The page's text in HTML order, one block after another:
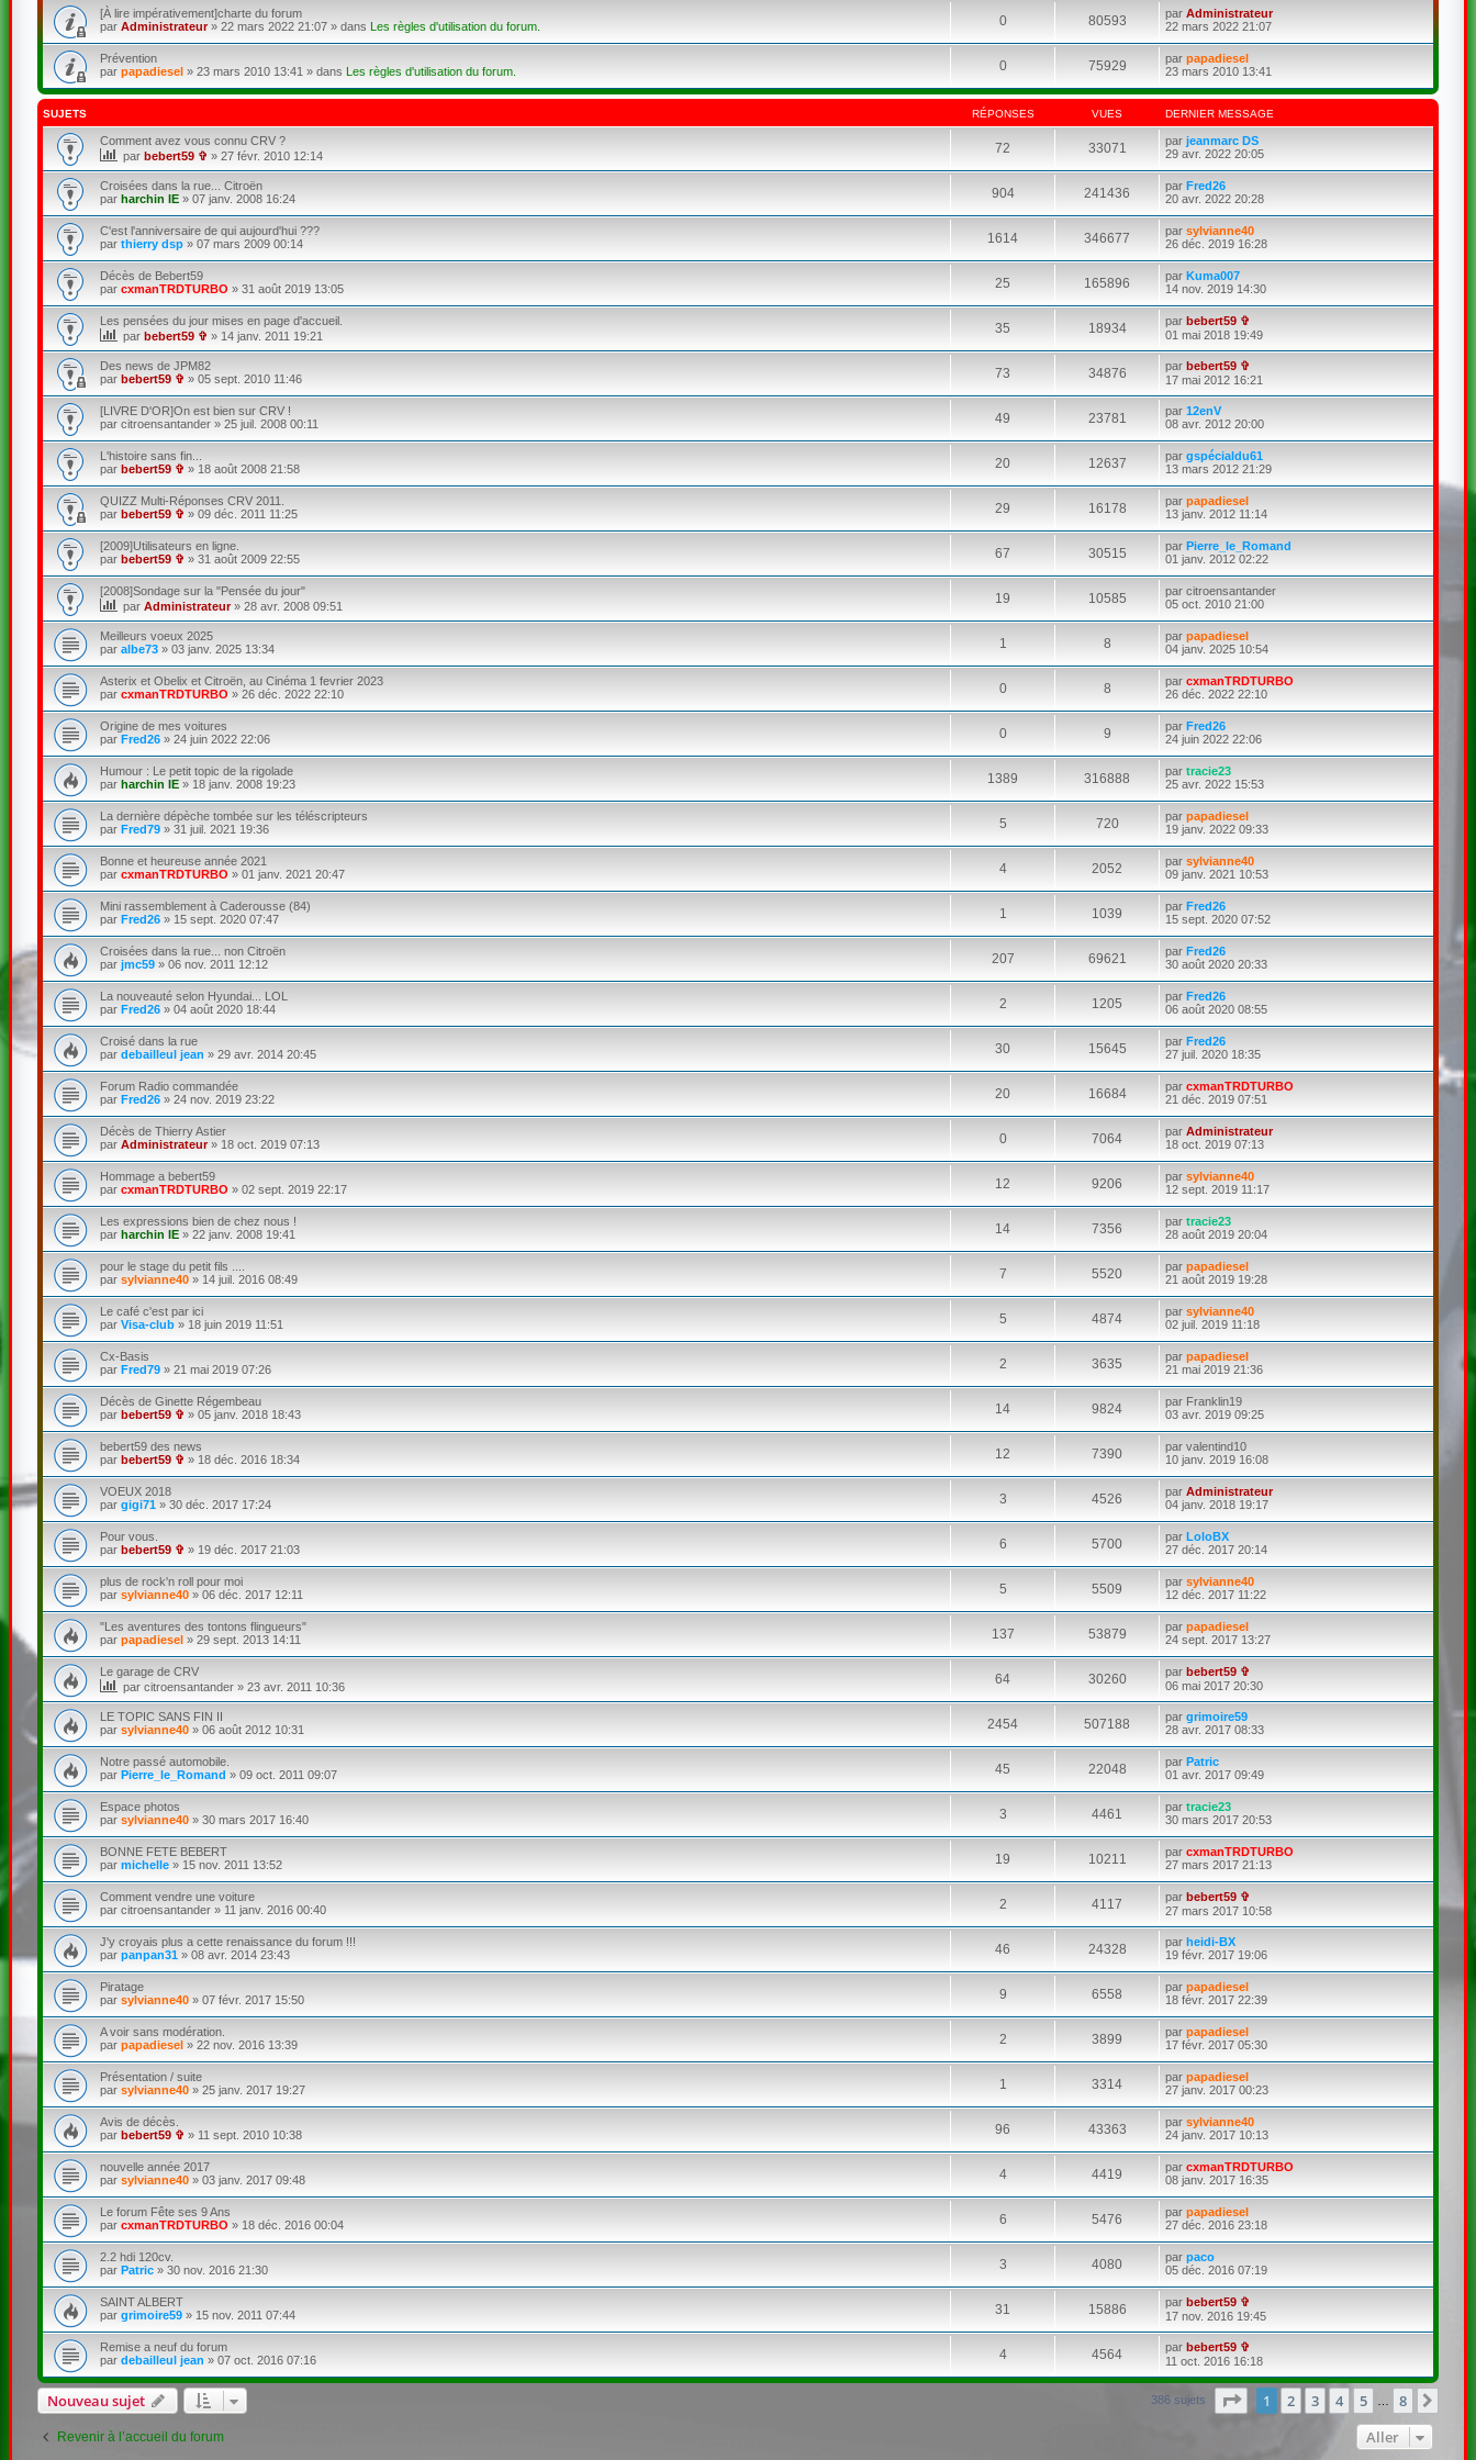
[À lire impérativement]charte du forum
par Administrateur» 22 mars 2022 21:07» dans Les règles d'utilisation du forum. 0 80593 parAdministrateur
22 mars 2022 21:07
Prévention
par papadiesel» 23 mars 2010 13:41 » dans Les règles d'utilisation du forum. 0 75929 parpapadiesel
23 mars 2010 13:41
SUJETS RÉPONSES VUES DERNIER MESSAGE
Comment avez vous connu CRV ?
par bebert59 ✞ » 27 févr. 2010 12:14 72 33071 parjeanmarc DS
29 avr. 2022 20:05
Croisées dans la rue... Citroën
par harchin IE» 07 janv. 2008 16:24 904 241436 parFred26
20 avr. 2022 20:28
C'est l'anniversaire de qui aujourd'hui ???
par thierry dsp» 07 mars 2009 00:14 1614 346677 parsylvianne40
26 déc. 2019 16:28
Décès de Bebert59
par cxmanTRDTURBO » 31 août 2019 13:05 25 165896 parKuma007
14 nov. 2019 14:30
Les pensées du jour mises en page d'accueil.
par bebert59 ✞ » 14 janv. 2011 19:21 35 18934 parbebert59 ✞
01 mai 2018 19:49
Des news de JPM82
par bebert59 ✞ » 05 sept. 2010 11:46 73 34876 parbebert59 ✞
17 mai 2012 16:21
[LIVRE D'OR]On est bien sur CRV !
par citroensantander» 25 juil. 2008 00:11 49 23781 par12enV
08 avr. 2012 20:00
L'histoire sans fin...
par bebert59 ✞ » 18 août 2008 21:58 20 12637 pargspécialdu61
13 mars 2012 21:29
QUIZZ Multi-Réponses CRV 2011.
par bebert59 ✞ » 09 déc. 2011 11:25 29 16178 parpapadiesel
13 janv. 2012 11:14
[2009]Utilisateurs en ligne.
par bebert59 ✞ » 31 août 2009 22:55 67 30515 parPierre_le_Romand
01 janv. 2012 02:22
[2008]Sondage sur la "Pensée du jour"
par Administrateur» 28 avr. 2008 09:51 19 10585 parcitroensantander
05 oct. 2010 21:00
Meilleurs voeux 2025
par albe73» 03 janv. 2025 13:34 1 8 parpapadiesel
04 janv. 2025 10:54
Asterix et Obelix et Citroën, au Cinéma 1 fevrier 2023
par cxmanTRDTURBO » 26 déc. 2022 22:10 0 8 parcxmanTRDTURBO
26 déc. 2022 22:10
Origine de mes voitures
par Fred26» 24 juin 2022 22:06 0 9 parFred26
24 juin 2022 22:06
Humour : Le petit topic de la rigolade
par harchin IE» 18 janv. 2008 19:23 1389 316888 partracie23
25 avr. 2022 15:53
La dernière dépèche tombée sur les téléscripteurs
par Fred79» 31 juil. 2021 19:36 5 720 parpapadiesel
19 janv. 2022 09:33
Bonne et heureuse année 2021
par cxmanTRDTURBO » 01 janv. 2021 20:47 4 2052 parsylvianne40
09 janv. 2021 10:53
Mini rassemblement à Caderousse (84)
par Fred26» 15 sept. 2020 07:47 1 1039 parFred26
15 sept. 2020 07:52
Croisées dans la rue... non Citroën
par jmc59» 06 nov. 2011 12:12 207 69621 parFred26
30 août 2020 20:33
La nouveauté selon Hyundai... LOL
par Fred26» 04 août 2020 18:44 2 1205 parFred26
06 août 2020 08:55
Croisé dans la rue
par debailleul jean » 29 avr. 2014 20:45 30 15645 parFred26
27 juil. 2020 18:35
Forum Radio commandée
par Fred26» 24 nov. 2019 23:22 20 16684 parcxmanTRDTURBO
21 déc. 2019 07:51
Décès de Thierry Astier
par Administrateur» 18 oct. 2019 07:13 0 7064 parAdministrateur
18 oct. 2019 07:13
Hommage a bebert59
par cxmanTRDTURBO » 02 sept. 2019 22:17 12 9206 parsylvianne40
12 sept. 2019 11:17
Les expressions bien de chez nous !
par harchin IE» 22 janv. 2008 19:41 14 7356 partracie23
28 août 2019 20:04
pour le stage du petit fils ....
par sylvianne40» 14 juil. 2016 08:49 7 5520 parpapadiesel
21 août 2019 19:28
Le café c'est par ici
par Visa-club» 18 juin 2019 11:51 5 4874 parsylvianne40
02 juil. 2019 11:18
Cx-Basis
par Fred79» 21 mai 2019 07:26 2 3635 parpapadiesel
21 mai 2019 21:36
Décès de Ginette Régembeau
par bebert59 ✞ » 05 janv. 2018 18:43 14 9824 par Franklin19
03 avr. 2019 09:25
bebert59 des news
par bebert59 ✞ » 18 déc. 2016 18:34 12 7390 parvalentind10
10 janv. 2019 16:08
VOEUX 2018
par gigi71» 30 déc. 2017 17:24 3 4526 parAdministrateur
04 janv. 2018 19:17
Pour vous.
par bebert59 ✞ » 19 déc. 2017 21:03 6 5700 parLoloBX
27 déc. 2017 20:14
plus de rock'n roll pour moi
par sylvianne40» 06 déc. 2017 12:11 5 5509 parsylvianne40
12 déc. 2017 11:22
"Les aventures des tontons flingueurs"
par papadiesel» 29 sept. 2013 14:11 137 53879 parpapadiesel
24 sept. 2017 13:27
Le garage de CRV
par citroensantander» 23 avr. 2011 10:36 64 30260 parbebert59 ✞
06 mai 2017 20:30
LE TOPIC SANS FIN II
par sylvianne40» 06 août 2012 10:31 2454 507188 pargrimoire59
28 avr. 2017 08:33
Notre passé automobile.
par Pierre_le_Romand » 09 oct. 2011 09:07 45 22048 parPatric
01 avr. 2017 09:49
Espace photos
par sylvianne40» 30 mars 2017 16:40 3 4461 partracie23
30 mars 2017 20:53
BONNE FETE BEBERT
par michelle» 15 nov. 2011 13:52 19 10211 parcxmanTRDTURBO
27 mars 2017 21:13
Comment vendre une voiture
par citroensantander» 11 janv. 2016 00:40 2 4117 parbebert59 ✞
27 mars 2017 10:58
J'y croyais plus a cette renaissance du forum !!!
par panpan31» 08 avr. 2014 23:43 46 24328 parheidi-BX
19 févr. 2017 19:06
Piratage
par sylvianne40» 07 févr. 2017 15:50 9 6558 parpapadiesel
18 févr. 2017 22:39
A voir sans modération.
par papadiesel» 22 nov. 2016 13:39 2 3899 parpapadiesel
17 févr. 2017 05:30
Présentation / suite
par sylvianne40» 25 janv. 2017 19:27 1 3314 parpapadiesel
27 janv. 2017 00:23
Avis de décès.
par bebert59 ✞ » 11 sept. 2010 10:38 96 43363 parsylvianne40
24 janv. 2017 10:13
nouvelle année 2017
par sylvianne40» 03 janv. 2017 09:48 4 4419 parcxmanTRDTURBO
08 janv. 2017 16:35
Le forum Fête ses 9 Ans
par cxmanTRDTURBO » 18 déc. 2016 00:04 6 5476 parpapadiesel
27 déc. 2016 23:18
2.2 hdi 120cv.
par Patric» 30 nov. 2016 21:30 3 4080 parpaco
05 déc. 2016 07:19
SAINT ALBERT
par grimoire59» 15 nov. 2011 07:44 31 15886 parbebert59 ✞
17 nov. 2016 19:45
Remise a neuf du forum
par debailleul jean » 07 oct. 2016 07:16 4 4564 parbebert59 ✞
11 oct. 2016 16:18
Nouveau sujet 386 sujets Page sur8
1 2 3 4 5 8
Revenir à l’accueil du forum Aller